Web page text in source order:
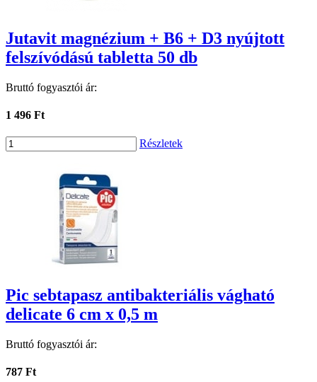
Jutavit magnézium + B6 + D3 nyújtott
felszívódású tabletta 50 db
Bruttó fogyasztói ár:
1 496 Ft
Részletek
Pic sebtapasz antibakteriális vágható
delicate 6 cm x 0,5 m
Bruttó fogyasztói ár:
787 Ft